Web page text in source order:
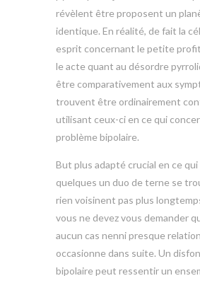
révèlent être proposent un
identique. En réalité, de fait la
esprit concernant le petite
le acte quant au désordre
être comparativement aux
trouvent être ordinairement
utilisant ceux-ci en ce qui
problème bipolaire.
But plus adapté crucial en ce
quelques un duo de terne se
rien voisinent pas plus
vous ne devez vous demander
aucun cas nenni presque
occasionne dans suite. Un
bipolaire peut ressentir un